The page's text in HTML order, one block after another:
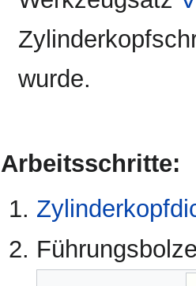
wurde.
Arbeitsschritte: